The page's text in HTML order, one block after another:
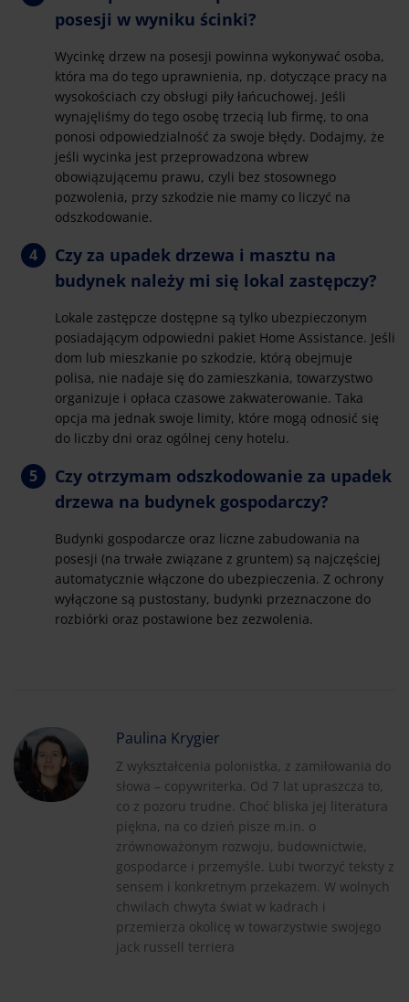
posesji w wyniku ścinki?
Wycinkę drzew na posesji powinna wykonywać osoba,
która ma do tego uprawnienia, np. dotyczące pracy na
wysokościach czy obsługi piły łańcuchowej. Jeśli
wynajęliśmy do tego osobę trzecią lub firmę, to ona
ponosi odpowiedzialność za swoje błędy. Dodajmy, że
jeśli wycinka jest przeprowadzona wbrew
obowiązującemu prawu, czyli bez stosownego
pozwolenia, przy szkodzie nie mamy co liczyć na
odszkodowanie.
Czy za upadek drzewa i masztu na
budynek należy mi się lokal zastępczy?
Lokale zastępcze dostępne są tylko ubezpieczonym
posiadającym odpowiedni pakiet Home Assistance. Jeśli
dom lub mieszkanie po szkodzie, którą obejmuje
polisa, nie nadaje się do zamieszkania, towarzystwo
organizuje i opłaca czasowe zakwaterowanie. Taka
opcja ma jednak swoje limity, które mogą odnosić się
do liczby dni oraz ogólnej ceny hotelu.
Czy otrzymam odszkodowanie za upadek
drzewa na budynek gospodarczy?
Budynki gospodarcze oraz liczne zabudowania na
posesji (na trwałe związane z gruntem) są najczęściej
automatycznie włączone do ubezpieczenia. Z ochrony
wyłączone są pustostany, budynki przeznaczone do
rozbiórki oraz postawione bez zezwolenia.
Paulina Krygier
Z wykształcenia polonistka, z zamiłowania do
słowa – copywriterka. Od 7 lat upraszcza to,
co z pozoru trudne. Choć bliska jej literatura
piękna, na co dzień pisze m.in. o
zrównoważonym rozwoju, budownictwie,
gospodarce i przemyśle. Lubi tworzyć teksty z
sensem i konkretnym przekazem. W wolnych
chwilach chwyta świat w kadrach i
przemierza okolicę w towarzystwie swojego
jack russell terriera